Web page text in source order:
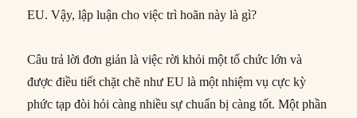
EU. Vậy, lập luận cho việc trì hoãn này là gì?
Câu trả lời đơn giản là việc rời khỏi một tổ chức lớn và
được điều tiết chặt chẽ như EU là một nhiệm vụ cực kỳ
phức tạp đòi hỏi càng nhiều sự chuẩn bị càng tốt. Một phần